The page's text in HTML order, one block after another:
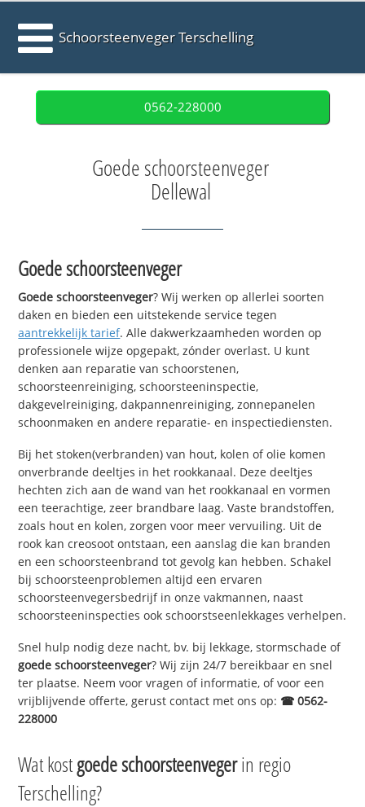
Schoorsteenveger Terschelling
0562-228000
Goede schoorsteenveger
Dellewal
Goede schoorsteenveger
Goede schoorsteenveger? Wij werken op allerlei soorten
daken en bieden een uitstekende service tegen
aantrekkelijk tarief. Alle dakwerkzaamheden worden op
professionele wijze opgepakt, zónder overlast. U kunt
denken aan reparatie van schoorstenen,
schoorsteenreiniging, schoorsteeninspectie,
dakgevelreiniging, dakpannenreiniging, zonnepanelen
schoonmaken en andere reparatie- en inspectiediensten.
Bij het stoken(verbranden) van hout, kolen of olie komen
onverbrande deeltjes in het rookkanaal. Deze deeltjes
hechten zich aan de wand van het rookkanaal en vormen
een teerachtige, zeer brandbare laag. Vaste brandstoffen,
zoals hout en kolen, zorgen voor meer vervuiling. Uit de
rook kan creosoot ontstaan, een aanslag die kan branden
en een schoorsteenbrand tot gevolg kan hebben. Schakel
bij schoorsteenproblemen altijd een ervaren
schoorsteenvegersbedrijf in onze vakmannen, naast
schoorsteeninspecties ook schoorstseenlekkages verhelpen.
Snel hulp nodig deze nacht, bv. bij lekkage, stormschade of
goede schoorsteenveger? Wij zijn 24/7 bereikbaar en snel
ter plaatse. Neem voor vragen of informatie, of voor een
vrijblijvende offerte, gerust contact met ons op: ☎ 0562-
228000
Wat kostgoede schoorsteenvegerin regio
Terschelling?